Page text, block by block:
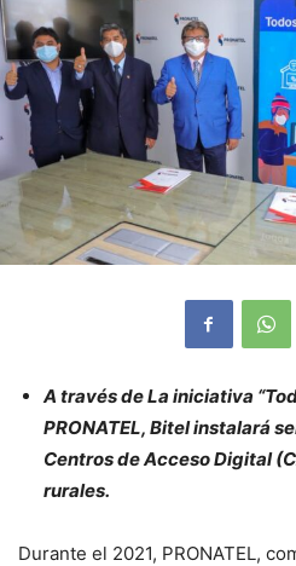
A través de La iniciativa
PRONATEL, Bitel instalará
Centros de Acceso Digital
rurales.
Durante el 2021, PRONATEL,